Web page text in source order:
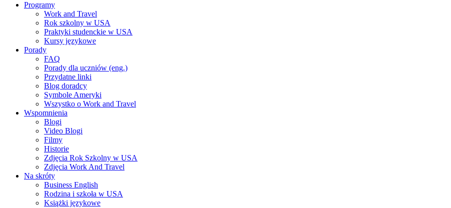
Programy
Work and Travel
Rok szkolny w USA
Praktyki studenckie w USA
Kursy językowe
Porady
FAQ
Porady dla uczniów (eng.)
Przydatne linki
Blog doradcy
Symbole Ameryki
Wszystko o Work and Travel
Wspomnienia
Blogi
Video Blogi
Filmy
Historie
Zdjęcia Rok Szkolny w USA
Zdjęcia Work And Travel
Na skróty
Business English
Rodzina i szkoła w USA
Książki językowe